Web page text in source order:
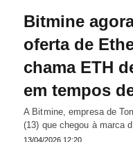
Bitmine
oferta de
chama ETH
em tempos
A Bitmine, empresa de
(13) que chegou à marca
13/04/2026 12:20